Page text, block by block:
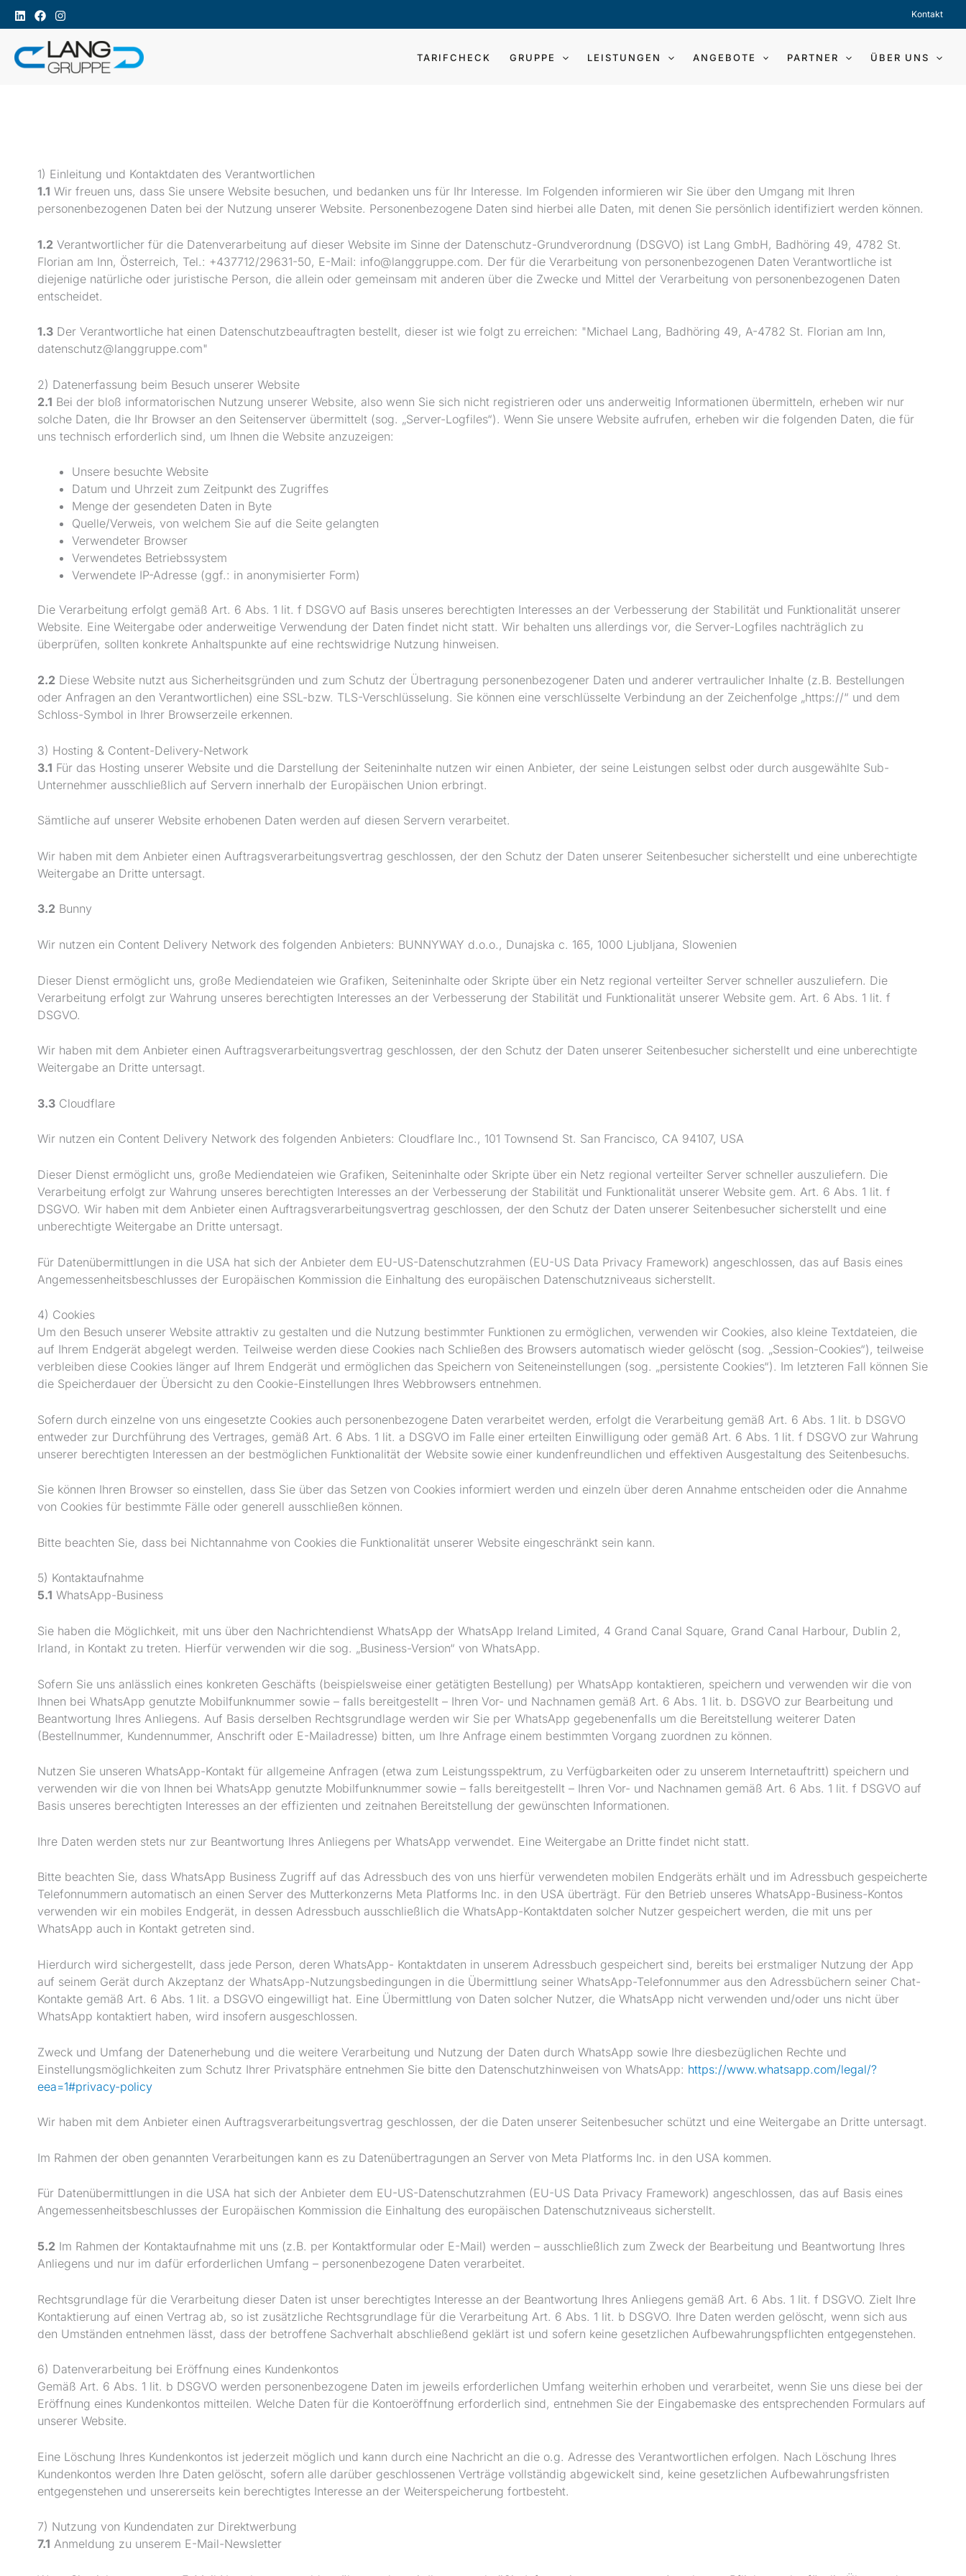
Zum
Inhalt
springen
Kontakt
TARIFCHECK GRUPPE LEISTUNGEN ANGEBOTE PARTNER ÜBER UNS
1) Einleitung und Kontaktdaten des Verantwortlichen
1.1 Wir freuen uns, dass Sie unsere Website besuchen, und bedanken uns für Ihr Interesse. Im Folgenden informieren wir Sie über den Umgang mit Ihren
personenbezogenen Daten bei der Nutzung unserer Website. Personenbezogene Daten sind hierbei alle Daten, mit denen Sie persönlich identifiziert werden können.
1.2 Verantwortlicher für die Datenverarbeitung auf dieser Website im Sinne der Datenschutz-Grundverordnung (DSGVO) ist Lang GmbH, Badhöring 49, 4782 St.
Florian am Inn, Österreich, Tel.: +437712/29631-50, E-Mail: info@langgruppe.com. Der für die Verarbeitung von personenbezogenen Daten Verantwortliche ist
diejenige natürliche oder juristische Person, die allein oder gemeinsam mit anderen über die Zwecke und Mittel der Verarbeitung von personenbezogenen Daten
entscheidet.
1.3 Der Verantwortliche hat einen Datenschutzbeauftragten bestellt, dieser ist wie folgt zu erreichen: "Michael Lang, Badhöring 49, A-4782 St. Florian am Inn,
datenschutz@langgruppe.com"
2) Datenerfassung beim Besuch unserer Website
2.1 Bei der bloß informatorischen Nutzung unserer Website, also wenn Sie sich nicht registrieren oder uns anderweitig Informationen übermitteln, erheben wir nur
solche Daten, die Ihr Browser an den Seitenserver übermittelt (sog. „Server-Logfiles“). Wenn Sie unsere Website aufrufen, erheben wir die folgenden Daten, die für
uns technisch erforderlich sind, um Ihnen die Website anzuzeigen:
Unsere besuchte Website
Datum und Uhrzeit zum Zeitpunkt des Zugriffes
Menge der gesendeten Daten in Byte
Quelle/Verweis, von welchem Sie auf die Seite gelangten
Verwendeter Browser
Verwendetes Betriebssystem
Verwendete IP-Adresse (ggf.: in anonymisierter Form)
Die Verarbeitung erfolgt gemäß Art. 6 Abs. 1 lit. f DSGVO auf Basis unseres berechtigten Interesses an der Verbesserung der Stabilität und Funktionalität unserer
Website. Eine Weitergabe oder anderweitige Verwendung der Daten findet nicht statt. Wir behalten uns allerdings vor, die Server-Logfiles nachträglich zu
überprüfen, sollten konkrete Anhaltspunkte auf eine rechtswidrige Nutzung hinweisen.
2.2 Diese Website nutzt aus Sicherheitsgründen und zum Schutz der Übertragung personenbezogener Daten und anderer vertraulicher Inhalte (z.B. Bestellungen
oder Anfragen an den Verantwortlichen) eine SSL-bzw. TLS-Verschlüsselung. Sie können eine verschlüsselte Verbindung an der Zeichenfolge „https://“ und dem
Schloss-Symbol in Ihrer Browserzeile erkennen.
3) Hosting & Content-Delivery-Network
3.1 Für das Hosting unserer Website und die Darstellung der Seiteninhalte nutzen wir einen Anbieter, der seine Leistungen selbst oder durch ausgewählte Sub-
Unternehmer ausschließlich auf Servern innerhalb der Europäischen Union erbringt.
Sämtliche auf unserer Website erhobenen Daten werden auf diesen Servern verarbeitet.
Wir haben mit dem Anbieter einen Auftragsverarbeitungsvertrag geschlossen, der den Schutz der Daten unserer Seitenbesucher sicherstellt und eine unberechtigte
Weitergabe an Dritte untersagt.
3.2 Bunny
Wir nutzen ein Content Delivery Network des folgenden Anbieters: BUNNYWAY d.o.o., Dunajska c. 165, 1000 Ljubljana, Slowenien
Dieser Dienst ermöglicht uns, große Mediendateien wie Grafiken, Seiteninhalte oder Skripte über ein Netz regional verteilter Server schneller auszuliefern. Die
Verarbeitung erfolgt zur Wahrung unseres berechtigten Interesses an der Verbesserung der Stabilität und Funktionalität unserer Website gem. Art. 6 Abs. 1 lit. f
DSGVO.
Wir haben mit dem Anbieter einen Auftragsverarbeitungsvertrag geschlossen, der den Schutz der Daten unserer Seitenbesucher sicherstellt und eine unberechtigte
Weitergabe an Dritte untersagt.
3.3 Cloudflare
Wir nutzen ein Content Delivery Network des folgenden Anbieters: Cloudflare Inc., 101 Townsend St. San Francisco, CA 94107, USA
Dieser Dienst ermöglicht uns, große Mediendateien wie Grafiken, Seiteninhalte oder Skripte über ein Netz regional verteilter Server schneller auszuliefern. Die
Verarbeitung erfolgt zur Wahrung unseres berechtigten Interesses an der Verbesserung der Stabilität und Funktionalität unserer Website gem. Art. 6 Abs. 1 lit. f
DSGVO. Wir haben mit dem Anbieter einen Auftragsverarbeitungsvertrag geschlossen, der den Schutz der Daten unserer Seitenbesucher sicherstellt und eine
unberechtigte Weitergabe an Dritte untersagt.
Für Datenübermittlungen in die USA hat sich der Anbieter dem EU-US-Datenschutzrahmen (EU-US Data Privacy Framework) angeschlossen, das auf Basis eines
Angemessenheitsbeschlusses der Europäischen Kommission die Einhaltung des europäischen Datenschutzniveaus sicherstellt.
4) Cookies
Um den Besuch unserer Website attraktiv zu gestalten und die Nutzung bestimmter Funktionen zu ermöglichen, verwenden wir Cookies, also kleine Textdateien, die
auf Ihrem Endgerät abgelegt werden. Teilweise werden diese Cookies nach Schließen des Browsers automatisch wieder gelöscht (sog. „Session-Cookies“), teilweise
verbleiben diese Cookies länger auf Ihrem Endgerät und ermöglichen das Speichern von Seiteneinstellungen (sog. „persistente Cookies“). Im letzteren Fall können Sie
die Speicherdauer der Übersicht zu den Cookie-Einstellungen Ihres Webbrowsers entnehmen.
Sofern durch einzelne von uns eingesetzte Cookies auch personenbezogene Daten verarbeitet werden, erfolgt die Verarbeitung gemäß Art. 6 Abs. 1 lit. b DSGVO
entweder zur Durchführung des Vertrages, gemäß Art. 6 Abs. 1 lit. a DSGVO im Falle einer erteilten Einwilligung oder gemäß Art. 6 Abs. 1 lit. f DSGVO zur Wahrung
unserer berechtigten Interessen an der bestmöglichen Funktionalität der Website sowie einer kundenfreundlichen und effektiven Ausgestaltung des Seitenbesuchs.
Sie können Ihren Browser so einstellen, dass Sie über das Setzen von Cookies informiert werden und einzeln über deren Annahme entscheiden oder die Annahme
von Cookies für bestimmte Fälle oder generell ausschließen können.
Bitte beachten Sie, dass bei Nichtannahme von Cookies die Funktionalität unserer Website eingeschränkt sein kann.
5) Kontaktaufnahme
5.1 WhatsApp-Business
Sie haben die Möglichkeit, mit uns über den Nachrichtendienst WhatsApp der WhatsApp Ireland Limited, 4 Grand Canal Square, Grand Canal Harbour, Dublin 2,
Irland, in Kontakt zu treten. Hierfür verwenden wir die sog. „Business-Version“ von WhatsApp.
Sofern Sie uns anlässlich eines konkreten Geschäfts (beispielsweise einer getätigten Bestellung) per WhatsApp kontaktieren, speichern und verwenden wir die von
Ihnen bei WhatsApp genutzte Mobilfunknummer sowie – falls bereitgestellt – Ihren Vor- und Nachnamen gemäß Art. 6 Abs. 1 lit. b. DSGVO zur Bearbeitung und
Beantwortung Ihres Anliegens. Auf Basis derselben Rechtsgrundlage werden wir Sie per WhatsApp gegebenenfalls um die Bereitstellung weiterer Daten
(Bestellnummer, Kundennummer, Anschrift oder E-Mailadresse) bitten, um Ihre Anfrage einem bestimmten Vorgang zuordnen zu können.
Nutzen Sie unseren WhatsApp-Kontakt für allgemeine Anfragen (etwa zum Leistungsspektrum, zu Verfügbarkeiten oder zu unserem Internetauftritt) speichern und
verwenden wir die von Ihnen bei WhatsApp genutzte Mobilfunknummer sowie – falls bereitgestellt – Ihren Vor- und Nachnamen gemäß Art. 6 Abs. 1 lit. f DSGVO auf
Basis unseres berechtigten Interesses an der effizienten und zeitnahen Bereitstellung der gewünschten Informationen.
Ihre Daten werden stets nur zur Beantwortung Ihres Anliegens per WhatsApp verwendet. Eine Weitergabe an Dritte findet nicht statt.
Bitte beachten Sie, dass WhatsApp Business Zugriff auf das Adressbuch des von uns hierfür verwendeten mobilen Endgeräts erhält und im Adressbuch gespeicherte
Telefonnummern automatisch an einen Server des Mutterkonzerns Meta Platforms Inc. in den USA überträgt. Für den Betrieb unseres WhatsApp-Business-Kontos
verwenden wir ein mobiles Endgerät, in dessen Adressbuch ausschließlich die WhatsApp-Kontaktdaten solcher Nutzer gespeichert werden, die mit uns per
WhatsApp auch in Kontakt getreten sind.
Hierdurch wird sichergestellt, dass jede Person, deren WhatsApp- Kontaktdaten in unserem Adressbuch gespeichert sind, bereits bei erstmaliger Nutzung der App
auf seinem Gerät durch Akzeptanz der WhatsApp-Nutzungsbedingungen in die Übermittlung seiner WhatsApp-Telefonnummer aus den Adressbüchern seiner Chat-
Kontakte gemäß Art. 6 Abs. 1 lit. a DSGVO eingewilligt hat. Eine Übermittlung von Daten solcher Nutzer, die WhatsApp nicht verwenden und/oder uns nicht über
WhatsApp kontaktiert haben, wird insofern ausgeschlossen.
Zweck und Umfang der Datenerhebung und die weitere Verarbeitung und Nutzung der Daten durch WhatsApp sowie Ihre diesbezüglichen Rechte und
Einstellungsmöglichkeiten zum Schutz Ihrer Privatsphäre entnehmen Sie bitte den Datenschutzhinweisen von WhatsApp: https://www.whatsapp.com/legal/?
eea=1#privacy-policy
Wir haben mit dem Anbieter einen Auftragsverarbeitungsvertrag geschlossen, der die Daten unserer Seitenbesucher schützt und eine Weitergabe an Dritte untersagt.
Im Rahmen der oben genannten Verarbeitungen kann es zu Datenübertragungen an Server von Meta Platforms Inc. in den USA kommen.
Für Datenübermittlungen in die USA hat sich der Anbieter dem EU-US-Datenschutzrahmen (EU-US Data Privacy Framework) angeschlossen, das auf Basis eines
Angemessenheitsbeschlusses der Europäischen Kommission die Einhaltung des europäischen Datenschutzniveaus sicherstellt.
5.2 Im Rahmen der Kontaktaufnahme mit uns (z.B. per Kontaktformular oder E-Mail) werden – ausschließlich zum Zweck der Bearbeitung und Beantwortung Ihres
Anliegens und nur im dafür erforderlichen Umfang – personenbezogene Daten verarbeitet.
Rechtsgrundlage für die Verarbeitung dieser Daten ist unser berechtigtes Interesse an der Beantwortung Ihres Anliegens gemäß Art. 6 Abs. 1 lit. f DSGVO. Zielt Ihre
Kontaktierung auf einen Vertrag ab, so ist zusätzliche Rechtsgrundlage für die Verarbeitung Art. 6 Abs. 1 lit. b DSGVO. Ihre Daten werden gelöscht, wenn sich aus
den Umständen entnehmen lässt, dass der betroffene Sachverhalt abschließend geklärt ist und sofern keine gesetzlichen Aufbewahrungspflichten entgegenstehen.
6) Datenverarbeitung bei Eröffnung eines Kundenkontos
Gemäß Art. 6 Abs. 1 lit. b DSGVO werden personenbezogene Daten im jeweils erforderlichen Umfang weiterhin erhoben und verarbeitet, wenn Sie uns diese bei der
Eröffnung eines Kundenkontos mitteilen. Welche Daten für die Kontoeröffnung erforderlich sind, entnehmen Sie der Eingabemaske des entsprechenden Formulars auf
unserer Website.
Eine Löschung Ihres Kundenkontos ist jederzeit möglich und kann durch eine Nachricht an die o.g. Adresse des Verantwortlichen erfolgen. Nach Löschung Ihres
Kundenkontos werden Ihre Daten gelöscht, sofern alle darüber geschlossenen Verträge vollständig abgewickelt sind, keine gesetzlichen Aufbewahrungsfristen
entgegenstehen und unsererseits kein berechtigtes Interesse an der Weiterspeicherung fortbesteht.
7) Nutzung von Kundendaten zur Direktwerbung
7.1 Anmeldung zu unserem E-Mail-Newsletter